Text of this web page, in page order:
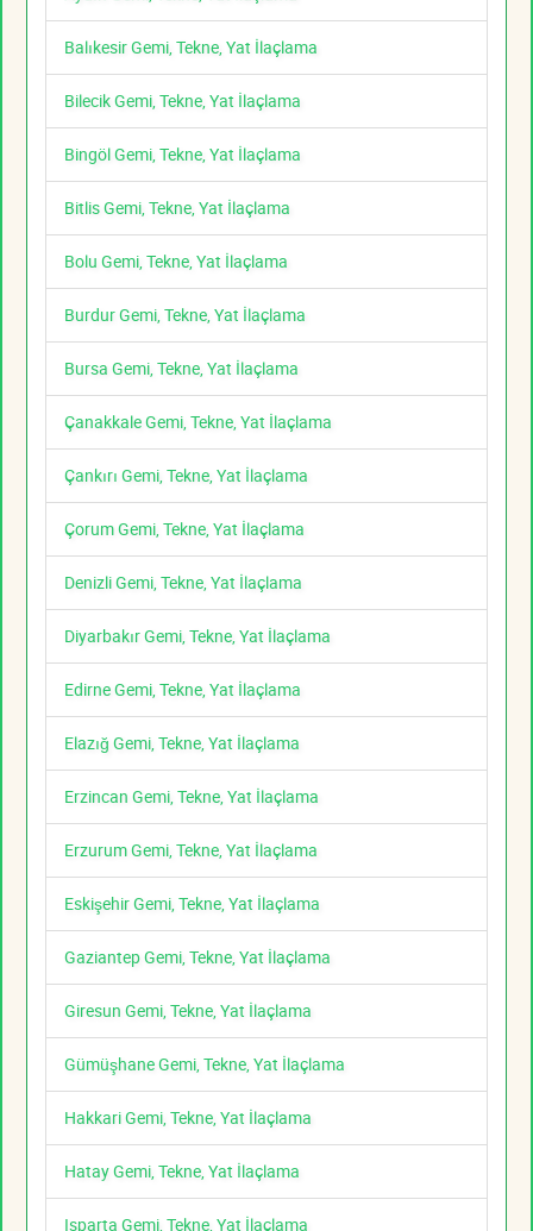
Balıkesir Gemi, Tekne, Yat İlaçlama
Bilecik Gemi, Tekne, Yat İlaçlama
Bingöl Gemi, Tekne, Yat İlaçlama
Bitlis Gemi, Tekne, Yat İlaçlama
Bolu Gemi, Tekne, Yat İlaçlama
Burdur Gemi, Tekne, Yat İlaçlama
Bursa Gemi, Tekne, Yat İlaçlama
Çanakkale Gemi, Tekne, Yat İlaçlama
Çankırı Gemi, Tekne, Yat İlaçlama
Çorum Gemi, Tekne, Yat İlaçlama
Denizli Gemi, Tekne, Yat İlaçlama
Diyarbakır Gemi, Tekne, Yat İlaçlama
Edirne Gemi, Tekne, Yat İlaçlama
Elazığ Gemi, Tekne, Yat İlaçlama
Erzincan Gemi, Tekne, Yat İlaçlama
Erzurum Gemi, Tekne, Yat İlaçlama
Eskişehir Gemi, Tekne, Yat İlaçlama
Gaziantep Gemi, Tekne, Yat İlaçlama
Giresun Gemi, Tekne, Yat İlaçlama
Gümüşhane Gemi, Tekne, Yat İlaçlama
Hakkari Gemi, Tekne, Yat İlaçlama
Hatay Gemi, Tekne, Yat İlaçlama
Isparta Gemi, Tekne, Yat İlaçlama